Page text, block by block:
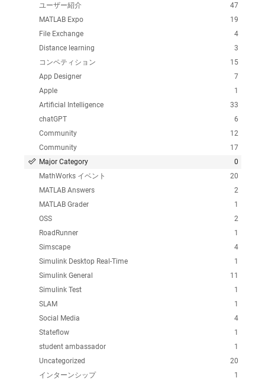
47
ユーザー紹介
19
MATLAB Expo
4
File Exchange
3
Distance learning
15
コンペティション
7
App Designer
1
Apple
33
Artificial Intelligence
6
chatGPT
12
Community
17
Community
0
Major Category
20
MathWorks イベント
2
MATLAB Answers
1
MATLAB Grader
2
OSS
1
RoadRunner
4
Simscape
1
Simulink Desktop Real-Time
11
Simulink General
1
Simulink Test
1
SLAM
4
Social Media
1
Stateflow
1
student ambassador
20
Uncategorized
1
インターンシップ